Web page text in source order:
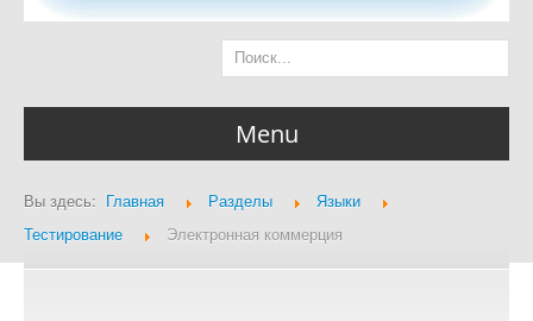
Menu
Главная страница
Вы здесь: Главная Разделы
Языки
Тестирование
Электронная коммерция